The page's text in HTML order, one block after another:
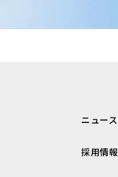
ニュース
採用情報